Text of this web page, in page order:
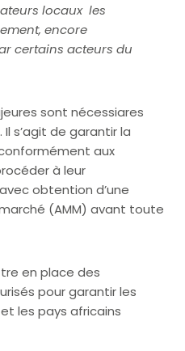
locaux les
encore
certains acteurs du
sont nécessiares
s’agit de garantir la
aux
à leur
obtention d’une
(AMM) avant toute
en place des
pour garantir les
les pays africains